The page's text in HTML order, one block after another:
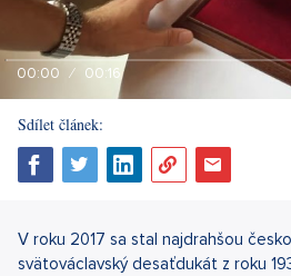
00:00 00:16
Sdílet článek:
V roku 2017 sa stal najdrahšou
svätováclavský desaťdukát z roku